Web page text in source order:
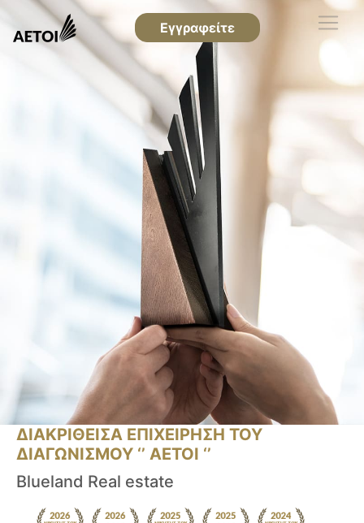
Εγγραφείτε
ΔΙΑΚΡΙΘΕΙΣΑ ΕΠΙΧΕΙΡΗΣΗ ΤΟΥ
ΔΙΑΓΩΝΙΣΜΟΥ ‘’ ΑΕΤΟΙ ‘’
Blueland Real estate